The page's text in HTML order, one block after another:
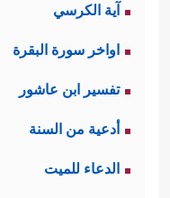
آية الكرسي
اواخر سورة البقرة
تفسير ابن عاشور
أدعية من السنة
الدعاء للميت